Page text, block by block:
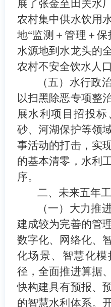
展了张金至田关水
农村集中供水饮用
地“监测＋管理＋保
水源地到水龙头的
农村不安全饮水人
（五）水行政
以扫黑除恶专项整
展水利项目招投
砂、河湖保护等领
事活动的打击， 实
的基本清零， 水利
序。
二、未来五年
（一）大力推
建成较为完善的管
数字化、网络化、
化场景、智慧化
径，全面推进算据
快构建具有预报、
的智慧水利体系。